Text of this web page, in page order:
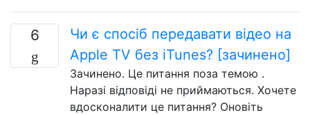
6
Чи є спосіб передавати відео на
Apple TV без iTunes? [зачинено]
Зачинено. Це питання поза темою .
Наразі відповіді не приймаються. Хочете
вдосконалити це питання? Оновіть